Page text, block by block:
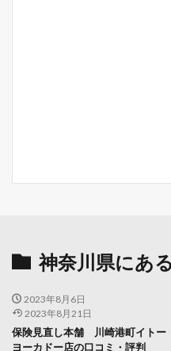
神奈川県にあ
2023年8月6日
2023年8月21日
保険見直し本舗 川崎港町イトー
ヨーカドー店の口コミ・評判